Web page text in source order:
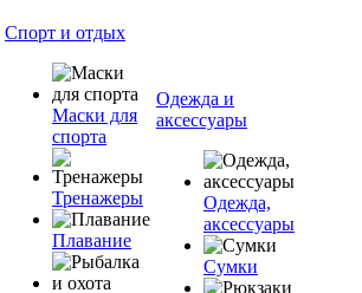
Спорт и отдых
Маски для
спорта
Тренажеры
Плавание
Одежда и
аксессуары
Одежда,
аксессуары
Сумки